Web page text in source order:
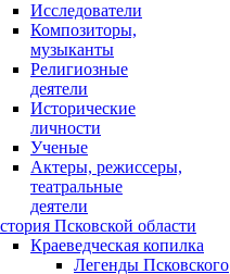
Исследователи
Композиторы,
музыканты
Религиозные
деятели
Исторические
личности
Ученые
Актеры, режиссеры,
театральные
деятели
Псковской области
Краеведческая копилка
Легенды Псковского